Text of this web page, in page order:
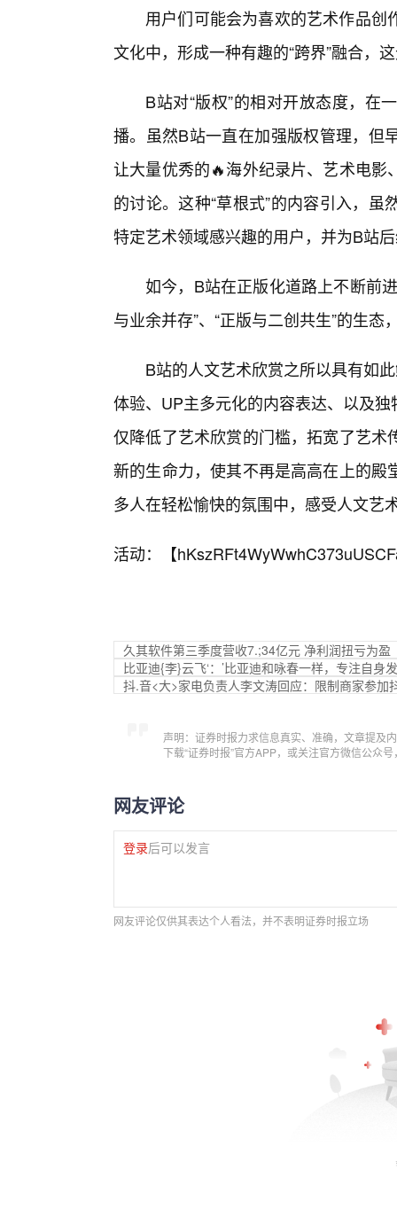
用户们可能会为喜欢的艺术作品
文化中，形成一种有趣的“跨界”融合，
B站对“版权”的相对开放态度，在
播。虽然B站一直在加强版权管理，但
让大量优秀的🔥海外纪录片、艺术电
的讨论。这种“草根式”的内容引入，
特定艺术领域感兴趣的用户，并为B站
如今，B站在正版化道路上不断前
与业余并存”、“正版与二创共生”的生
B站的人文艺术欣赏之所以具有如
体验、UP主多元化的内容表达、以及
仅降低了艺术欣赏的门槛，拓宽了艺
新的生命力，使其不再是高高在上的
多人在轻松愉快的氛围中，感受人文艺
活动：【
久其软件第三季度营收7.;34亿元 净利润扭亏为盈
比亚迪{李}云飞‘：’比亚迪和咏春一样，专注自身
抖.音<大>家电负责人李文涛回应：限制商家参加
声明：证券时报力求信息真实、准确，文章提及
下载“证券时报”官方APP，或关注官方微信公众
网友评论
登录后可以发言
网友评论仅供其表达个人看法，并不表明证券时报立场